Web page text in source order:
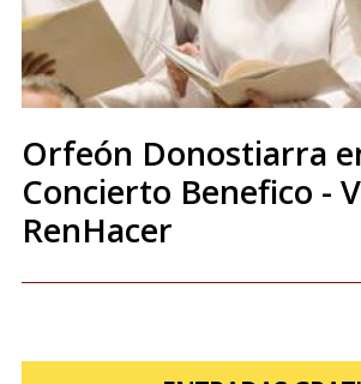
Orfeón Donostiarra
Concierto Benefico -
RenHacer